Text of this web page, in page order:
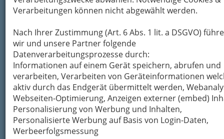
Verarbeitungen können nicht abgewählt werden.
Nach Ihrer Zustimmung (Art. 6 Abs. 1 lit. a DSGVO)
wir und unsere Partner folgende
Datenverarbeitungsprozesse durch:
Informationen auf einem Gerät speichern, abrufen und
verarbeiten, Verarbeiten von Geräteinformationen
aktiv durch das Endgerät übermittelt werden,
Webseiten-Optimierung, Anzeigen externer (embed)
Personalisierung von Werbung und Inhalten,
Personalisierte Werbung auf Basis von Login-Daten,
Werbeerfolgsmessung
Sir Peter Ustinov, 1992
(* 16. April 1921 in London; † 28. März 2004 in
Genolier, Kanton Waadt) war einbritischer
Künstlerdes 20. und beginnenden 21.
Jahrhunderts aus den BereichenFilm,
Fernsehen, Theater, Literatur und Musik